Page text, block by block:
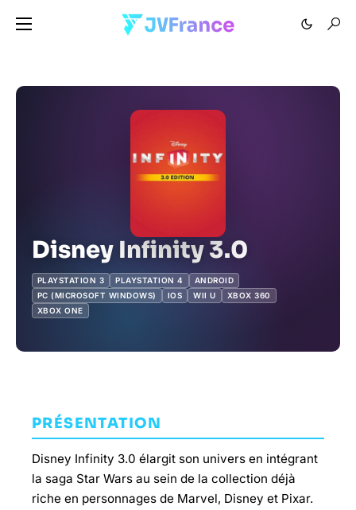
Disney Infinity 3.0
PLAYSTATION 3 PLAYSTATION 4
ANDROID
PC (MICROSOFT WINDOWS)
IOS WII U
XBOX 360
XBOX ONE
PRÉSENTATION
Disney Infinity 3.0 élargit son univers en intégrant
la saga Star Wars au sein de la collection déjà
riche en personnages de Marvel, Disney et Pixar.